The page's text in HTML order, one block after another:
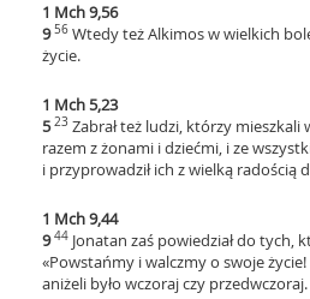
1 Mch 9,56
956 Wtedy też Alkimos w wielkich
życie.
1 Mch 5,23
5 23 Zabrał też ludzi, którzy mieszkali
razem z żonami i dziećmi, i ze
i przyprowadził ich z wielką radością
1 Mch 9,44
944 Jonatan zaś powiedział do tych,
«Powstańmy i walczmy o swoje
aniżeli było wczoraj czy przedwczoraj.